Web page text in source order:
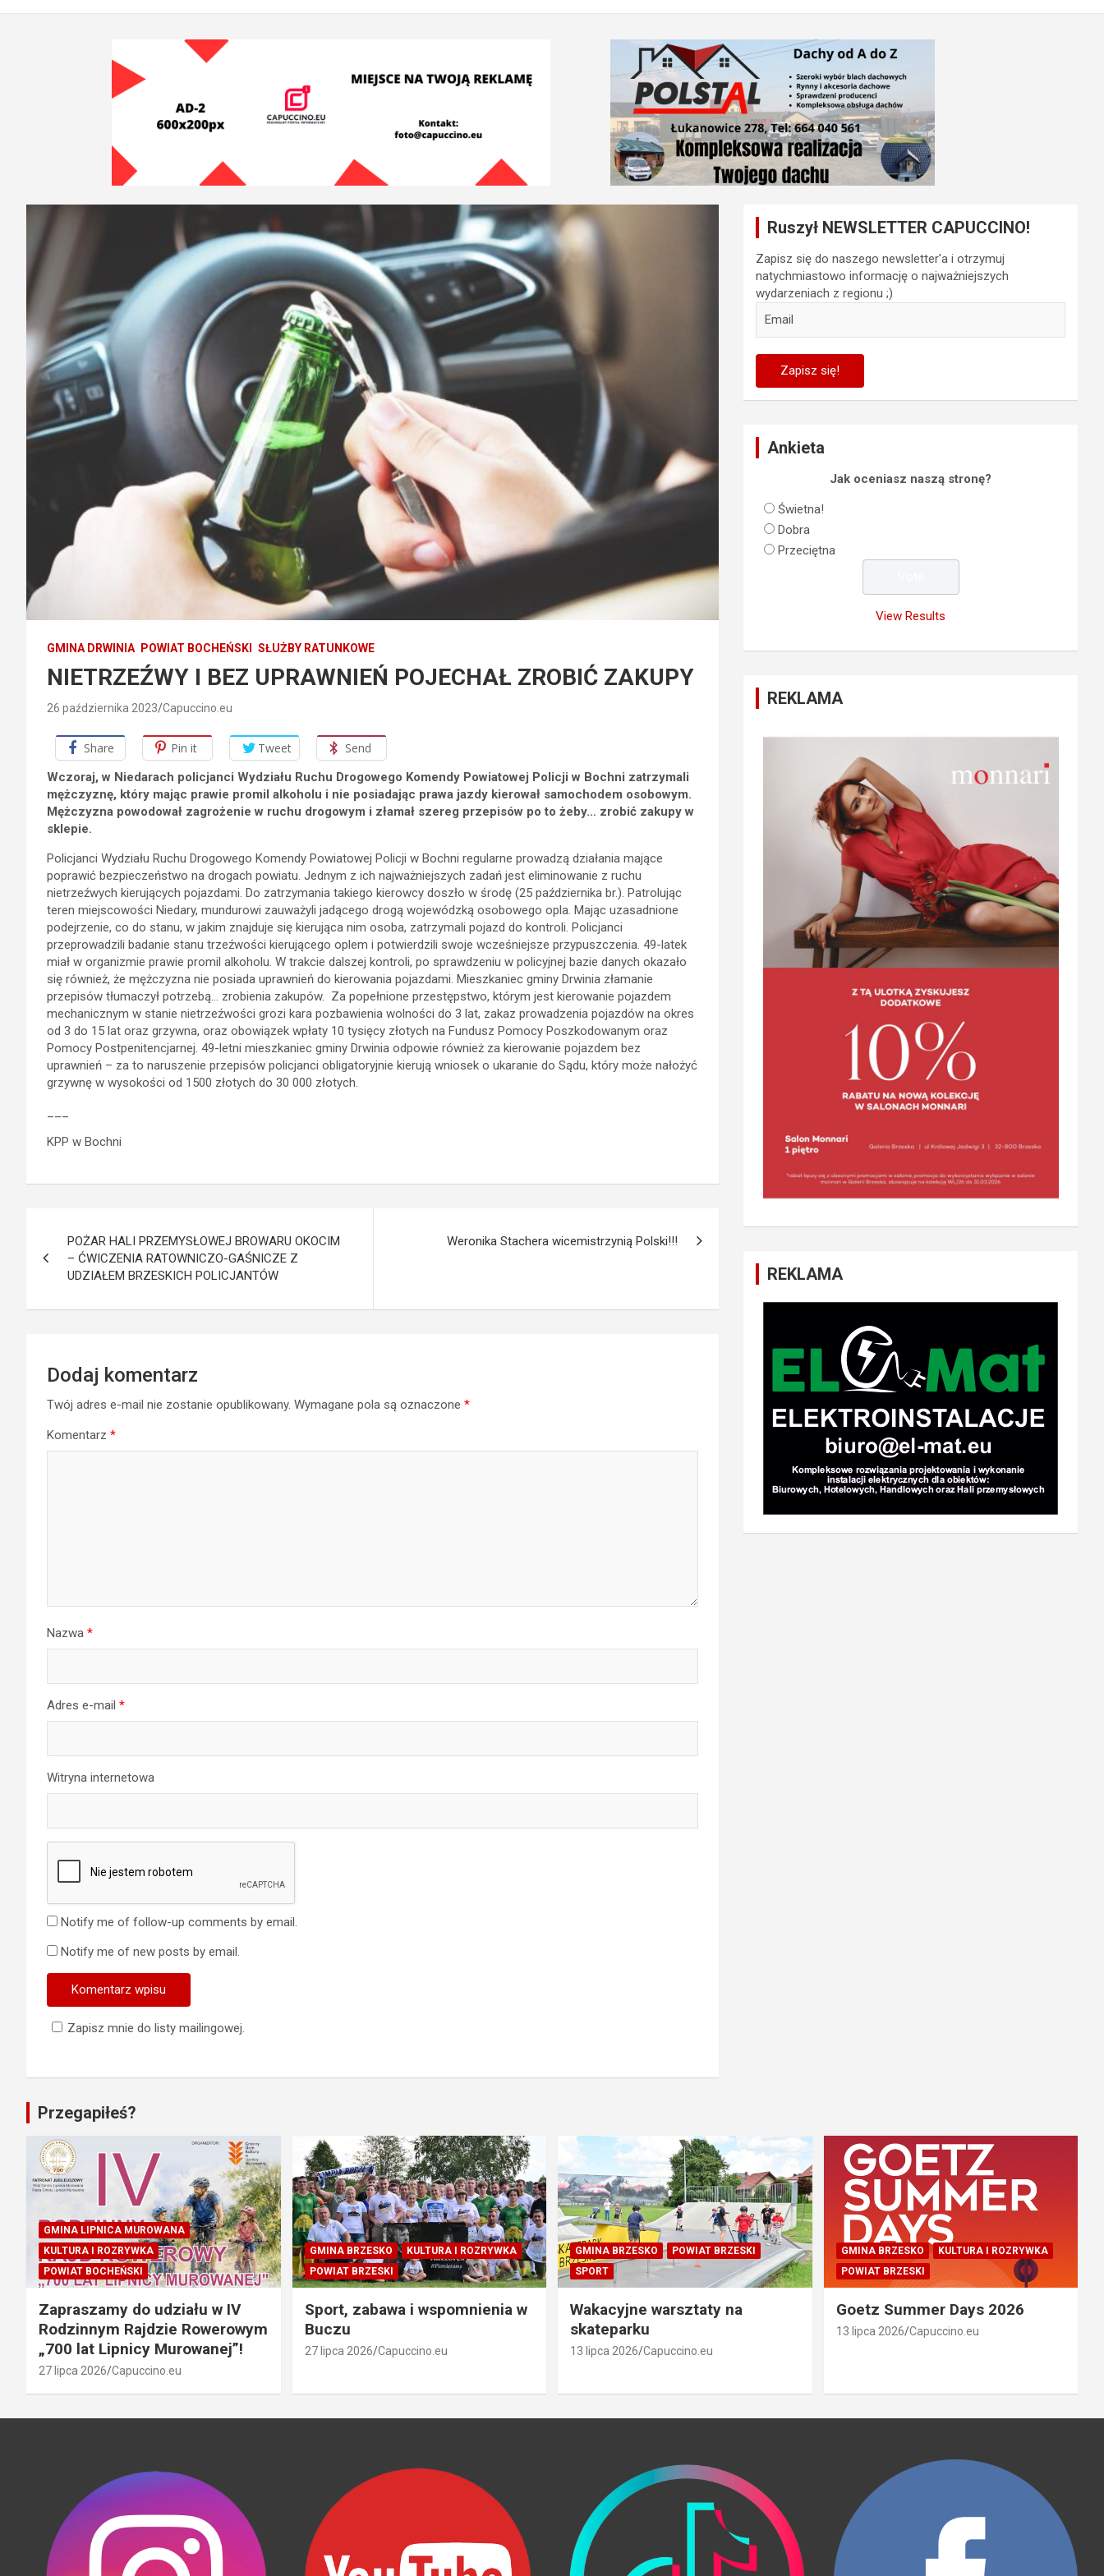
GMINA DRWINIA POWIAT BOCHEŃSKI SŁUŻBY RATUNKOWE
NIETRZEŹWY I BEZ UPRAWNIEŃ POJECHAŁ ZROBIĆ ZAKUPY
26 października 2023 Capuccino.eu
Share Pin it Tweet Send
Wczoraj, w Niedarach policjanci Wydziału Ruchu Drogowego Komendy Powiatowej Policji w Bochni zatrzymali
mężczyznę, który mając prawie promil alkoholu i nie posiadając prawa jazdy kierował samochodem osobowym.
Mężczyzna powodował zagrożenie w ruchu drogowym i złamał szereg przepisów po to żeby… zrobić zakupy w
sklepie.
Policjanci Wydziału Ruchu Drogowego Komendy Powiatowej Policji w Bochni regularne prowadzą działania mające
poprawić bezpieczeństwo na drogach powiatu. Jednym z ich najważniejszych zadań jest eliminowanie z ruchu
nietrzeźwych kierujących pojazdami. Do zatrzymania takiego kierowcy doszło w środę (25 października br.). Patrolując
teren miejscowości Niedary, mundurowi zauważyli jadącego drogą wojewódzką osobowego opla. Mając uzasadnione
podejrzenie, co do stanu, w jakim znajduje się kierująca nim osoba, zatrzymali pojazd do kontroli. Policjanci
przeprowadzili badanie stanu trzeźwości kierującego oplem i potwierdzili swoje wcześniejsze przypuszczenia. 49-latek
miał w organizmie prawie promil alkoholu. W trakcie dalszej kontroli, po sprawdzeniu w policyjnej bazie danych okazało
się również, że mężczyzna nie posiada uprawnień do kierowania pojazdami. Mieszkaniec gminy Drwinia złamanie
przepisów tłumaczył potrzebą… zrobienia zakupów. Za popełnione przestępstwo, którym jest kierowanie pojazdem
mechanicznym w stanie nietrzeźwości grozi kara pozbawienia wolności do 3 lat, zakaz prowadzenia pojazdów na okres
od 3 do 15 lat oraz grzywna, oraz obowiązek wpłaty 10 tysięcy złotych na Fundusz Pomocy Poszkodowanym oraz
Pomocy Postpenitencjarnej. 49-letni mieszkaniec gminy Drwinia odpowie również za kierowanie pojazdem bez
uprawnień – za to naruszenie przepisów policjanci obligatoryjnie kierują wniosek o ukaranie do Sądu, który może nałożyć
grzywnę w wysokości od 1500 złotych do 30 000 złotych.
KPP w Bochni
wpisu
POŻAR HALI PRZEMYSŁOWEJ BROWARU OKOCIM
– ĆWICZENIA RATOWNICZO-GAŚNICZE Z
UDZIAŁEM BRZESKICH POLICJANTÓW
Weronika Stachera wicemistrzynią Polski!!!
Dodaj komentarz
Twój adres e-mail nie zostanie opublikowany. Wymagane pola są oznaczone *
Komentarz *
Nazwa *
Adres e-mail *
Witryna internetowa
Notify me of follow-up comments by email.
Notify me of new posts by email.
Zapisz mnie do listy mailingowej.
Ruszył NEWSLETTER CAPUCCINO!
Zapisz się do naszego newsletter'a i otrzymuj
natychmiastowo informację o najważniejszych
wydarzeniach z regionu ;)
Ankieta
Jak oceniasz naszą stronę?
Świetna!
Dobra
Przeciętna
View Results
REKLAMA
REKLAMA
Przegapiłeś?
GMINA LIPNICA MUROWANA
KULTURA I ROZRYWKA
POWIAT BOCHEŃSKI
Zapraszamy do udziału w IV
Rodzinnym Rajdzie Rowerowym
„700 lat Lipnicy Murowanej”!
27 lipca 2026 Capuccino.eu
GMINA BRZESKO
KULTURA I ROZRYWKA
POWIAT BRZESKI
Sport, zabawa i wspomnienia w
Buczu
27 lipca 2026 Capuccino.eu
GMINA BRZESKO
POWIAT BRZESKI
SPORT
Wakacyjne warsztaty na
skateparku
13 lipca 2026 Capuccino.eu
GMINA BRZESKO
KULTURA I ROZRYWKA
POWIAT BRZESKI
Goetz Summer Days 2026
13 lipca 2026 Capuccino.eu